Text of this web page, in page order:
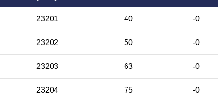
23201 40 -0
23202 50 -0
23203 63 -0
23204 75 -0